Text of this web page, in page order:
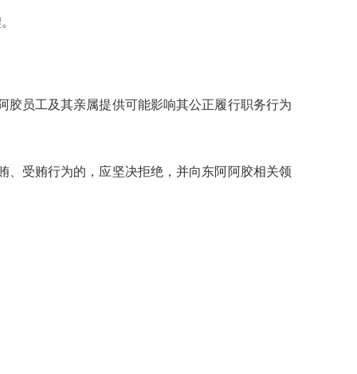
员工及其亲属提供可能影响其公正履行职务行为
受贿行为的，应坚决拒绝，并向东阿阿胶相关领